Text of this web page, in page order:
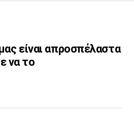
είναι απροσπέλαστα
να το